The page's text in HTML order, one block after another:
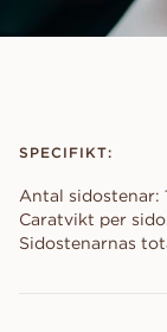
SPECIFIKT:
Antal sidostenar:
Caratvikt per
Sidostenarnas